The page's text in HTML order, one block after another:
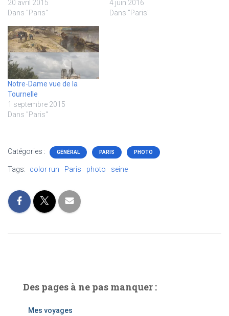
20 avril 2015
Dans "Paris"
4 juin 2016
Dans "Paris"
Notre-Dame vue de la
Tournelle
1 septembre 2015
Dans "Paris"
Catégories : GÉNÉRAL PARIS PHOTO
Tags: color run Paris photo seine
Des pages à ne pas manquer :
Mes voyages